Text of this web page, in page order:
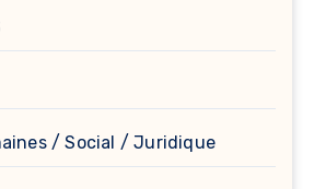
/ Social / Juridique